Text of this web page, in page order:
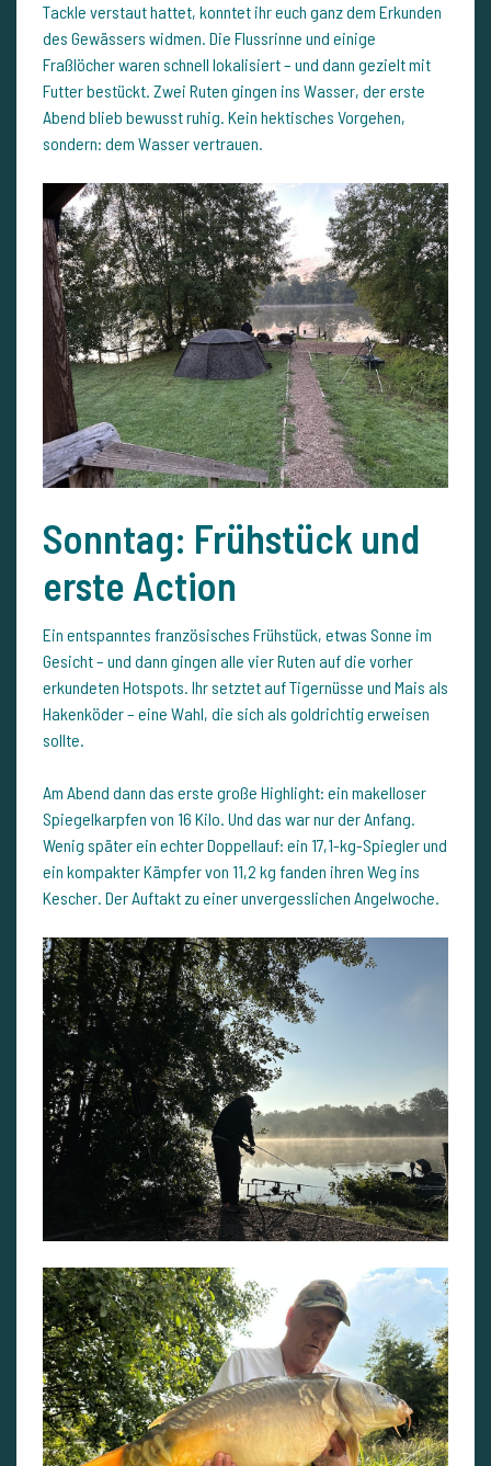
Tackle verstaut hattet, konntet ihr euch ganz dem Erkunden
des Gewässers widmen. Die Flussrinne und einige
Fraßlöcher waren schnell lokalisiert – und dann gezielt mit
Futter bestückt. Zwei Ruten gingen ins Wasser, der erste
Abend blieb bewusst ruhig. Kein hektisches Vorgehen,
sondern: dem Wasser vertrauen.
Sonntag: Frühstück und
erste Action
Ein entspanntes französisches Frühstück, etwas Sonne im
Gesicht – und dann gingen alle vier Ruten auf die vorher
erkundeten Hotspots. Ihr setztet auf Tigernüsse und Mais als
Hakenköder – eine Wahl, die sich als goldrichtig erweisen
sollte.
Am Abend dann das erste große Highlight: ein makelloser
Spiegelkarpfen von 16 Kilo. Und das war nur der Anfang.
Wenig später ein echter Doppellauf: ein 17,1-kg-Spiegler und
ein kompakter Kämpfer von 11,2 kg fanden ihren Weg ins
Kescher. Der Auftakt zu einer unvergesslichen Angelwoche.